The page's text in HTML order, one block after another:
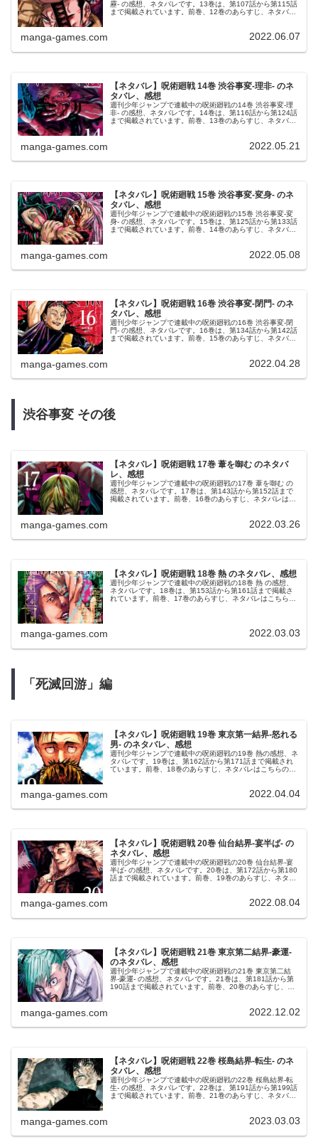
靂- の感想、ネタバレです。13巻は、第107話から第115話
まで掲載されています。前巻、12巻のあらすじ、ネタバレ
manga-games.com 2022.06.07
【ネタバレ】呪術廻戦 14巻 渋谷事変-理非- のネ
タバレ、感想
週刊少年ジャンプで連載中の呪術廻戦の14巻 渋谷事変-理
非- の感想、ネタバレです。14巻は、第116話から第124話
まで掲載されています。前巻、13巻のあらすじ、ネタバレ
manga-games.com 2022.05.21
【ネタバレ】呪術廻戦 15巻 渋谷事変-変身- のネ
タバレ、感想
週刊少年ジャンプで連載中の呪術廻戦の15巻 渋谷事変-変
身- の感想、ネタバレです。15巻は、第125話から第133話
まで掲載されています。前巻、14巻のあらすじ、ネタバレ
manga-games.com 2022.05.08
【ネタバレ】呪術廻戦 16巻 渋谷事変-閉門- のネ
タバレ、感想
週刊少年ジャンプで連載中の呪術廻戦の16巻 渋谷事変-閉
門- の感想、ネタバレです。16巻は、第134話から第142話
まで掲載されています。前巻、15巻のあらすじ、ネタバレ
manga-games.com 2022.04.28
渋谷事変 その後
【ネタバレ】呪術廻戦 17巻 葦を啣む のネタバ
レ、感想
週刊少年ジャンプで連載中の呪術廻戦の17巻 葦を啣む の
感想、ネタバレです。17巻は、第143話から第152話まで
掲載されています。前巻、16巻のあらすじ、ネタバレはこ
manga-games.com 2022.03.26
【ネタバレ】呪術廻戦 18巻 熱 のネタバレ、感想
週刊少年ジャンプで連載中の呪術廻戦の18巻 熱 の感想、
ネタバレです。18巻は、第153話から第161話まで掲載さ
れています。前巻、17巻のあらすじ、ネタバレはこちらの
manga-games.com 2022.03.03
「死滅回游」編
【ネタバレ】呪術廻戦 19巻 東京第一結界-怒れる
男- のネタバレ、感想
週刊少年ジャンプで連載中の呪術廻戦の19巻 熱の感想、ネ
タバレです。19巻は、第162話から第171話まで掲載され
ています。前巻、18巻のあらすじ、ネタバレはこちらの記
manga-games.com 2022.04.04
【ネタバレ】呪術廻戦 20巻 仙台結界-宴半ば- の
ネタバレ、感想
週刊少年ジャンプで連載中の呪術廻戦の20巻 仙台結界-宴
半ば- の感想、ネタバレです。20巻は、第172話から第180
話まで掲載されています。前巻、19巻のあらすじ、ネタバ
manga-games.com 2022.08.04
【ネタバレ】呪術廻戦 21巻 東京第二結界-豪運-
のネタバレ、感想
週刊少年ジャンプで連載中の呪術廻戦の21巻 東京第二結
界-豪運- の感想、ネタバレです。21巻は、第181話から第
190話まで掲載されています。前巻、20巻のあらすじ、ネ
manga-games.com 2022.12.02
【ネタバレ】呪術廻戦 22巻 桜島結界-転生- のネ
タバレ、感想
週刊少年ジャンプで連載中の呪術廻戦の22巻 桜島結界-転
生- の感想、ネタバレです。22巻は、第191話から第199話
まで掲載されています。前巻、21巻のあらすじ、ネタバレ
manga-games.com 2023.03.03